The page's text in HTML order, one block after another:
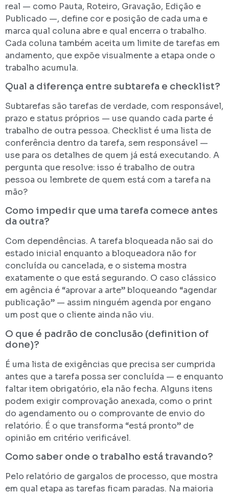
real — como Pauta, Roteiro, Gravação, Edição e
Publicado —, define cor e posição de cada uma e
marca qual coluna abre e qual encerra o trabalho.
Cada coluna também aceita um limite de tarefas em
andamento, que expõe visualmente a etapa onde o
trabalho acumula.
Qual a diferença entre subtarefa e checklist?
Subtarefas são tarefas de verdade, com responsável,
prazo e status próprios — use quando cada parte é
trabalho de outra pessoa. Checklist é uma lista de
conferência dentro da tarefa, sem responsável —
use para os detalhes de quem já está executando. A
pergunta que resolve: isso é trabalho de outra
pessoa ou lembrete de quem está com a tarefa na
mão?
Como impedir que uma tarefa comece antes
da outra?
Com dependências. A tarefa bloqueada não sai do
estado inicial enquanto a bloqueadora não for
concluída ou cancelada, e o sistema mostra
exatamente o que está segurando. O caso clássico
em agência é “aprovar a arte” bloqueando “agendar
publicação” — assim ninguém agenda por engano
um post que o cliente ainda não viu.
O que é padrão de conclusão (definition of
done)?
É uma lista de exigências que precisa ser cumprida
antes que a tarefa possa ser concluída — e enquanto
faltar item obrigatório, ela não fecha. Alguns itens
podem exigir comprovação anexada, como o print
do agendamento ou o comprovante de envio do
relatório. É o que transforma “está pronto” de
opinião em critério verificável.
Como saber onde o trabalho está travando?
Pelo relatório de gargalos de processo, que mostra
em qual etapa as tarefas ficam paradas. Na maioria